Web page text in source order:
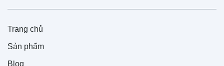
Trang chủ
Sản phẩm
Blog